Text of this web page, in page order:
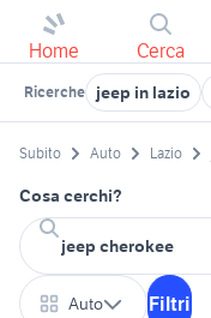
Home Cerca
Ricerche jeep in lazio
Subito Auto Lazio
Cosa cerchi?
Auto Filtri